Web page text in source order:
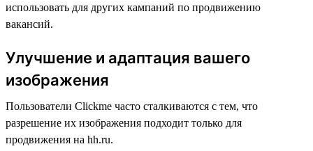
использовать для других кампаний по продвижению
вакансий.
Улучшение и адаптация вашего
изображения
Пользователи Clickme часто сталкиваются с тем, что
разрешение их изображения подходит только для
продвижения на hh.ru.